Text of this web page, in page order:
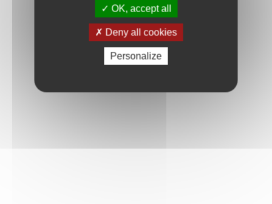
OK, accept all
Deny all cookies
Personalize